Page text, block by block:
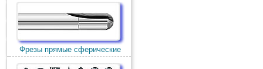
Фрезы прямые сферические